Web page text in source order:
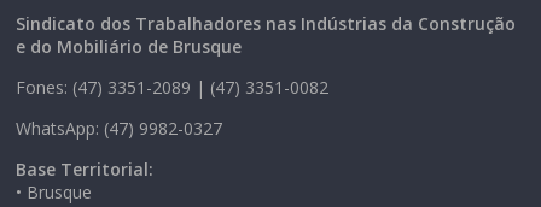
Sindicato dos Trabalhadores nas Indústrias da Construção
e do Mobiliário de Brusque
Fones: (47) 3351-2089 | (47) 3351-0082
WhatsApp: (47) 9982-0327
Base Territorial:
• Brusque